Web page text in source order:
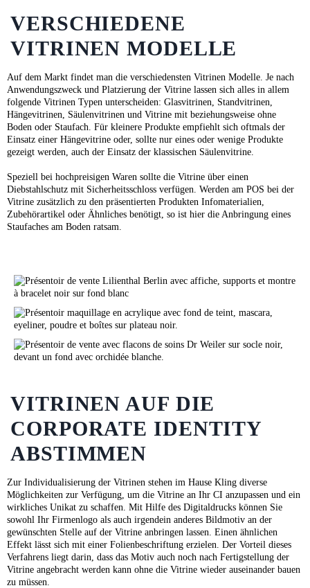
VERSCHIEDENE
VITRINEN MODELLE
Auf dem Markt findet man die verschiedensten Vitrinen Modelle. Je nach
Anwendungszweck und Platzierung der Vitrine lassen sich alles in allem
folgende Vitrinen Typen unterscheiden: Glasvitrinen, Standvitrinen,
Hängevitrinen, Säulenvitrinen und Vitrine mit beziehungsweise ohne
Boden oder Staufach. Für kleinere Produkte empfiehlt sich oftmals der
Einsatz einer Hängevitrine oder, sollte nur eines oder wenige Produkte
gezeigt werden, auch der Einsatz der klassischen Säulenvitrine.
Speziell bei hochpreisigen Waren sollte die Vitrine über einen
Diebstahlschutz mit Sicherheitsschloss verfügen. Werden am POS bei der
Vitrine zusätzlich zu den präsentierten Produkten Infomaterialien,
Zubehörartikel oder Ähnliches benötigt, so ist hier die Anbringung eines
Staufaches am Boden ratsam.
VITRINEN AUF DIE
CORPORATE IDENTITY
ABSTIMMEN
Zur Individualisierung der Vitrinen stehen im Hause Kling diverse
Möglichkeiten zur Verfügung, um die Vitrine an Ihr CI anzupassen und ein
wirkliches Unikat zu schaffen. Mit Hilfe des Digitaldrucks können Sie
sowohl Ihr Firmenlogo als auch irgendein anderes Bildmotiv an der
gewünschten Stelle auf der Vitrine anbringen lassen. Einen ähnlichen
Effekt lässt sich mit einer Folienbeschriftung erzielen. Der Vorteil dieses
Verfahrens liegt darin, dass das Motiv auch noch nach Fertigstellung der
Vitrine angebracht werden kann ohne die Vitrine wieder auseinander bauen
zu müssen.